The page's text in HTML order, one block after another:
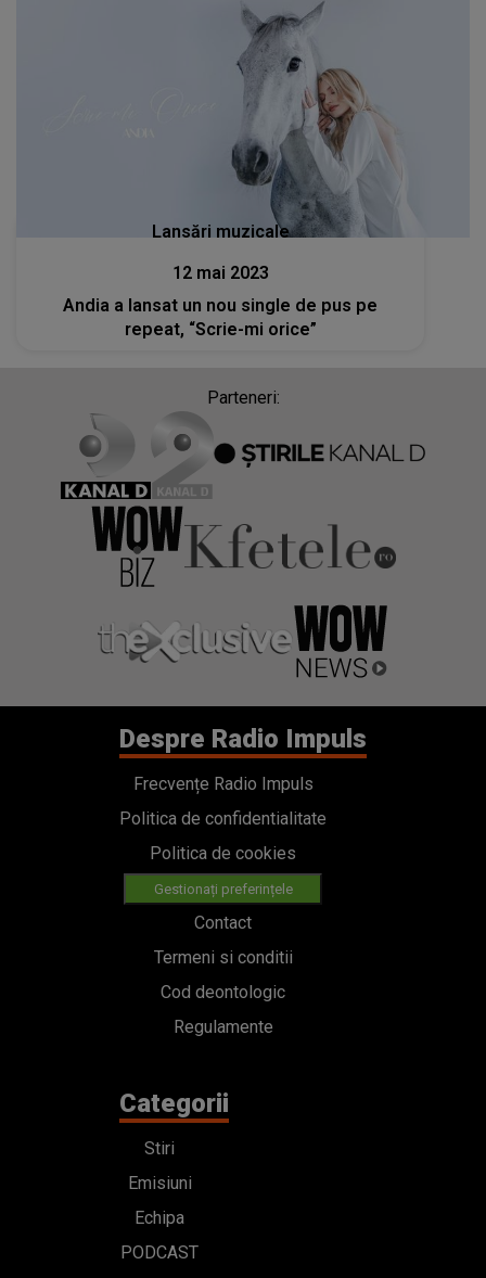
Lansări muzicale
12 mai 2023
Andia a lansat un nou single de pus pe
repeat, “Scrie-mi orice”
Parteneri:
Despre Radio Impuls
Frecvențe Radio Impuls
Politica de confidentialitate
Politica de cookies
Gestionați preferințele
Contact
Termeni si conditii
Cod deontologic
Regulamente
Categorii
Stiri
Emisiuni
Echipa
PODCAST